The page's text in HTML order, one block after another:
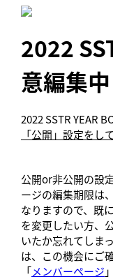
2022
意編集中
2022 SSTR YEAR
「公開」設定をし
公開or非公開の設
ージの編集期限は
なりますので、既
を変更したい方、
いたか忘れてしま
は、この機会にご
「メンバーページ